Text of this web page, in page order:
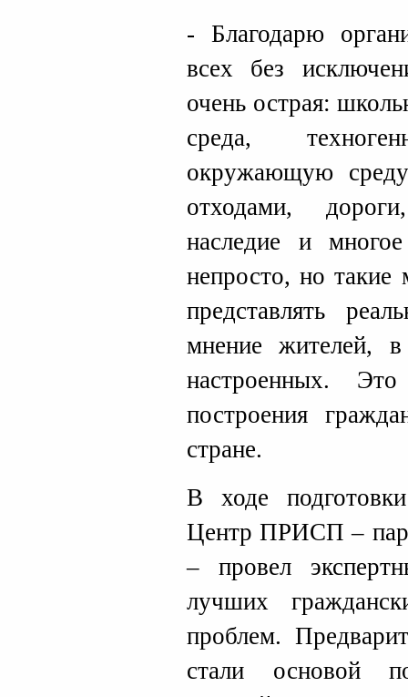
- Благодарю
всех без
очень острая:
среда,
окружающую
отходами,
наследие и
непросто, но
представлять
мнение жителей,
настроенных.
построения
стране.
В ходе
Центр ПРИСП –
– провел
лучших
проблем.
стали основой